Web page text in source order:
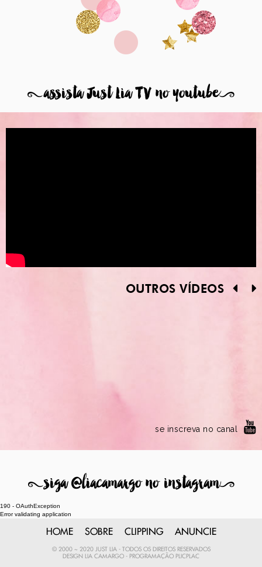
8assista Just Lia TV no youtube9
OUTROS VÍDEOS
se inscreva no canal
8siga @liacamargo no instagram9
190 - OAuthException
Error validating application
HOME SOBRE CLIPPING ANUNCIE
© 2000 ~ 2020 JUST LIA - TODOS OS DIREITOS RESERVADOS
DESIGN
LIA CAMARGO - PROGRAMAÇÃO PLICPLAC